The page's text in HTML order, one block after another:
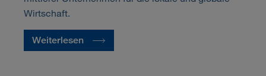
Wirtschaft.
Weiterlesen